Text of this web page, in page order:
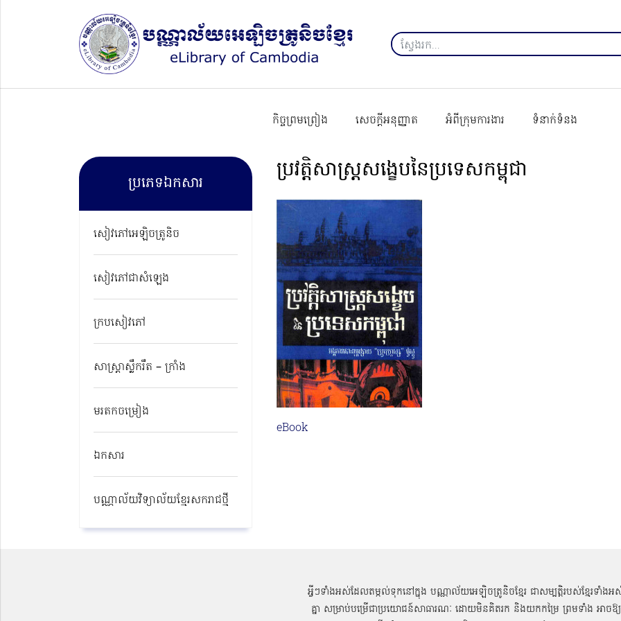
កិច្ចព្រមព្រៀង សេចក្ដីអនុញ្ញាត អំពីក្រុមការងារ ទំនាក់ទំនង
ប្រភេទឯកសារ
សៀវភៅអេឡិចត្រូនិច
សៀវភៅជាសំឡេង
ក្របសៀវភៅ
សាស្ត្រាស្លឹករឹត – ក្រាំង
មរតកចម្រៀង
ឯកសារ
បណ្ណាល័យវិទ្យាល័យខ្មែរសករាជថ្មី​
ប្រវត្តិសាស្ត្រសង្ខេបនៃប្រទេសកម្ពុជា
eBook
អ្វីៗទាំងអស់ដែលតម្កល់ទុកនៅក្នុង បណ្ណាល័យអេឡិចត្រូនិចខ្មែរ ជាសម្បតិ្តរបស់ខ្មែរទាំងអ
គ្នា សម្រាប់បម្រើជាប្រយោជន៍សាធារណៈ ដោយមិនគិតរក និងយកកម្រៃ ព្រមទាំង អាចឱ្យ